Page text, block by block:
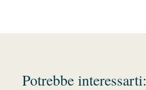
Potrebbe interessarti: